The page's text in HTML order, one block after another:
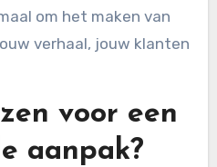
om het maken van
verhaal, jouw klanten
voor een
aanpak?